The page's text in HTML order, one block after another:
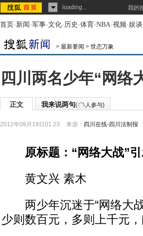
loading... 我的
首页-新闻-军事-文化-历史-体育-NBA-视频-娱谈
> 最新要闻 > 世态万象
四川两名少年“网络
正文 我来说两句( 人参与)
2012年09月19日01:23 来源： 四川在线-四川法制报
原标题：“网络大战”
黄文兴 素木
两少年沉迷于“网络大战
少则数百元，多则上千元